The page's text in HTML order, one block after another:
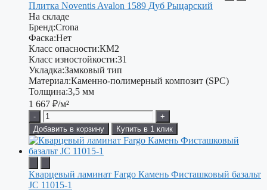
Плитка Noventis Avalon 1589 Дуб Рыцарский
На складе
Бренд:Crona
Фаска:Нет
Класс опасности:КМ2
Класс изностойкости:31
Укладка:Замковый тип
Материал:Каменно-полимерный композит (SPC)
Толщина:3,5 мм
1 667 ₽/м²
-
+
Добавить в корзину
Купить в 1 клик
Кварцевый ламинат Fargo Камень Фисташковый базальт
JC 11015-1